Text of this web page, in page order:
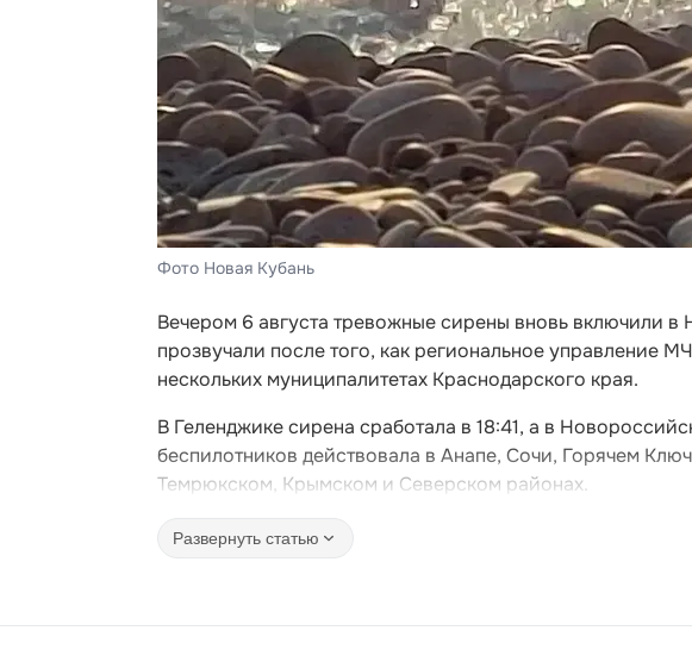
Фото Новая Кубань
Вечером 6 августа тревожные сирены вновь включили
прозвучали после того, как региональное управление
нескольких муниципалитетах Краснодарского края.
В Геленджике сирена сработала в 18:41, а в
беспилотников действовала в Анапе, Сочи, Горячем
Темрюкском, Крымском и Северском районах.
Развернуть статью